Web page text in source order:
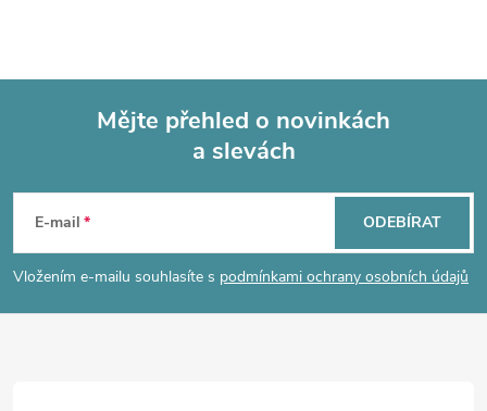
p
Mějte přehled o novinkách
a slevách
E-mail
Vložením e-mailu souhlasíte s podmínkami ochrany osobních údajů
ODEBÍRAT